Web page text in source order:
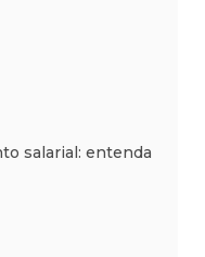
salarial: entenda